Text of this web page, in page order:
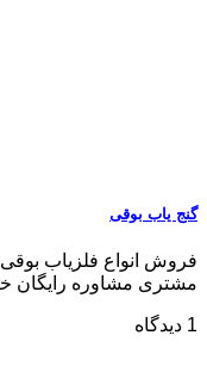
گنج یاب بوقی
فروش انواع فلزیاب
مشتری مشاوره رایگان خرید
1 دیدگاه